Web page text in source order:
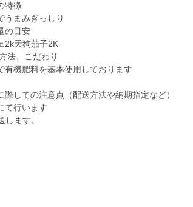
特徴
うまみぎっしり
の目安
2k天狗茄子2K
法、こだわり
有機肥料を基本使用しております
しての注意点（配送方法や納期指定など）
て行います
します。